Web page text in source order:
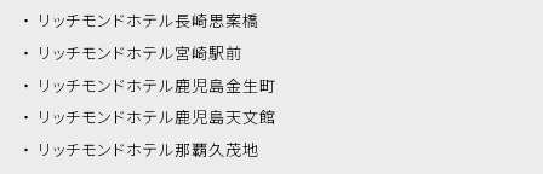
リッチモンドホテル長崎思案橋
リッチモンドホテル宮崎駅前
リッチモンドホテル鹿児島金生町
リッチモンドホテル鹿児島天文館
リッチモンドホテル那覇久茂地